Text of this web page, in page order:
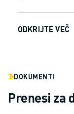
ODKRIJTE VEČ
DOKUMENTI
Prenesi za